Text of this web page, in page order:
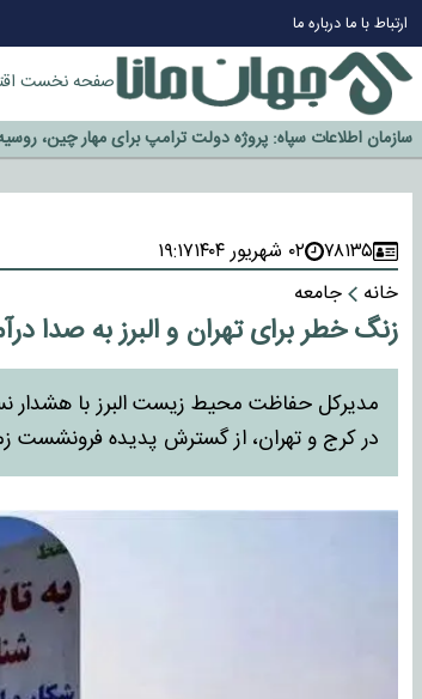
ارتباط با مادرباره ما
صفحه نخست
چرا طلا دوباره افزایشی شد؟
گزینه جدایی اوسمار روی میز مدیران پرسپولیس
آیا رئیس جمهور آمریکا قانون را دور می‌زند؟
اخراج رسمی چهره نامدار از پرسپولیس
سازمان اطلاعات سپاه: پروژه دولت ترامپ برای مهار چین،
۷۸۱۳۵ ۰۲ شهریور ۱۴۰۴
۱۹:۱۷
خانه
جامعه
زنگ خطر برای تهران و البرز به صدا
مدیرکل حفاظت محیط زیست البرز با هشدار
در کرج و تهران، از گسترش پدیده فرونشست